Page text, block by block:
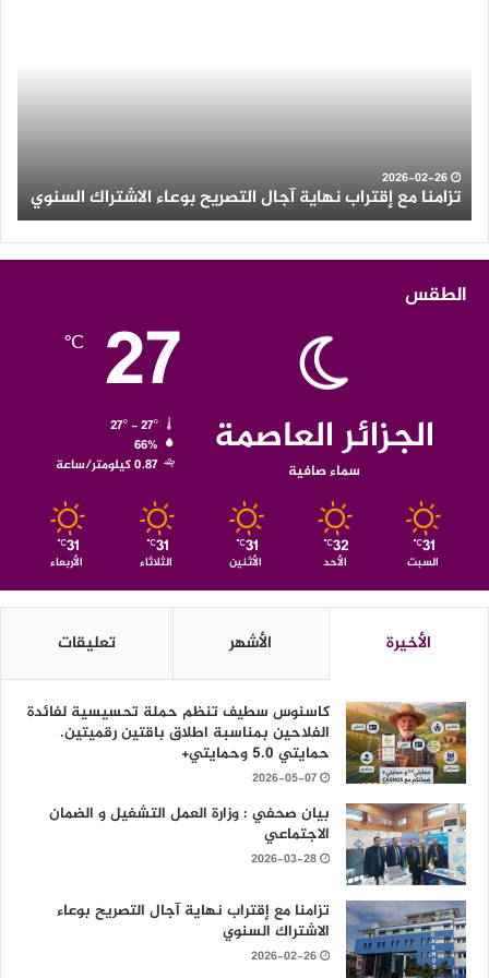
السنوي
2026-02-26
تزامنا مع إقتراب نهاية آجال التصريح بوعاء الاشتراك السنوي
الطقس
الجزائر العاصمة
سماء صافية
27
℃
27º - 27º
66%
0.87 كيلومتر/ساعة
31
℃
السبت
32
℃
الأحد
31
℃
الأثنين
31
℃
الثلاثاء
31
℃
الأربعاء
الأخيرة الأشهر تعليقات
كاسنوس سطيف تنظم حملة تحسيسية لفائدة
الفلاحين بمناسبة اطلاق باقتين رقميتين.
حمايتي 5.0 وحمايتي+
2026-05-07
بيان صحفي : وزارة العمل التشغيل و الضمان
الاجتماعي
2026-03-28
تزامنا مع إقتراب نهاية آجال التصريح بوعاء
الاشتراك السنوي
2026-02-26